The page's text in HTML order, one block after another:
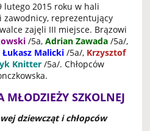
lutego 2015 roku w hali
zawodnicy, reprezentujący
zajęli III miejsce. Brązowi
/5a,Adrian Zawada /5a/,
Łukasz Malicki /5a/, Krzysztof
Knitter /5a/. Chłopców
MŁODZIEŻY SZKOLNEJ
dziewcząt i chłopców